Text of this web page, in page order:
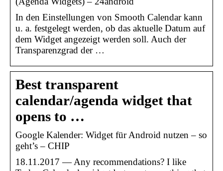
In den Einstellungen von Smooth Calendar kann
u. a. festgelegt werden, ob das aktuelle Datum auf
dem Widget angezeigt werden soll. Auch der
Transparenzgrad der …
Best transparent
calendar/agenda widget that
opens to …
Google Kalender: Widget für Android nutzen – so
geht’s – CHIP
18.11.2017 — Any recommendations? I like